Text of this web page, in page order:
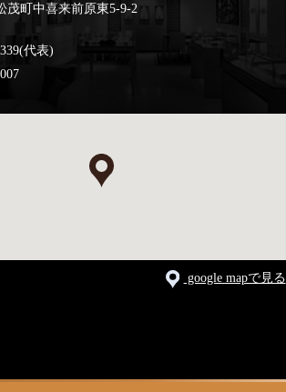
茂町中喜来前原東5-9-2
代表)
google mapで見る